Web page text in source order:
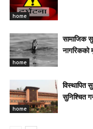
home
home
सामाजिक
नागरिकको
home
विस्थापित
सुनिश्चित